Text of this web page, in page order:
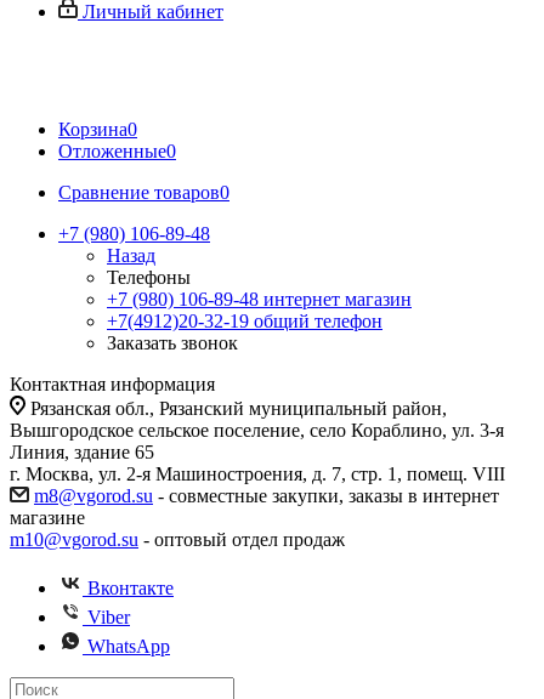
Личный кабинет
Корзина0
Отложенные0
Сравнение товаров0
+7 (980) 106-89-48
Назад
Телефоны
+7 (980) 106-89-48 интернет магазин
+7(4912)20-32-19 общий телефон
Заказать звонок
Контактная информация
Рязанская обл., Рязанский муниципальный район,
Вышгородское сельское поселение, село Кораблино, ул. 3-я
Линия, здание 65
г. Москва, ул. 2-я Машиностроения, д. 7, стр. 1, помещ. VIII
m8@vgorod.su - совместные закупки, заказы в интернет
магазине
m10@vgorod.su - оптовый отдел продаж
Вконтакте
Viber
WhatsApp